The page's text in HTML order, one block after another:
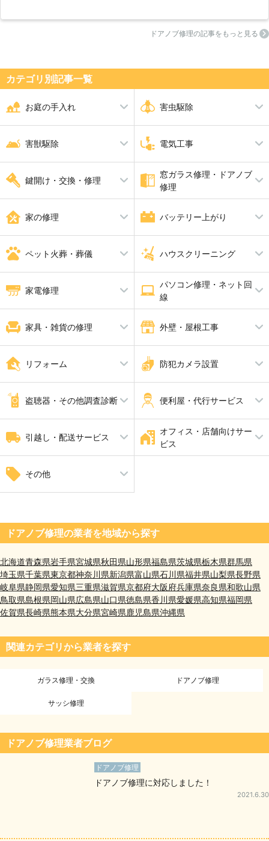
ドアノブ修理の記事をもっと見る
カテゴリ別記事⼀覧
お庭の手入れ
剪定
伐採
シャッター修理
アスファルト工事
ブロック工事・コンクリート工
害虫駆除
シロアリ駆除
ダニ・ノミ・トコジラミ駆除
ゴキブリ駆除
害獣駆除
アライグマ・イタチ・ハクビシ
ハト駆除
電気工事
アンテナ工事
漏電修理
換気扇・レンジフード工事
照明工事
LAN配線工事
鍵開け・交換・修理
鍵開け・交換・修理
合い鍵製作
窓ガラス修理・ドアノブ
修理
ガラス修理・交換 ドアノブ修理
家の修理
水漏れ修理・トイレつまり工事
雨漏り修理
バッテリー上がり
バッテリー上がり
ペット火葬・葬儀
ペット火葬・葬儀
ハウスクリーニング
消臭・脱臭
ハウスクリーニング
バスルームクリーニング
家電修理
エアコン修理
パソコン修理・ネット回
線
パソコン修理
家具・雑貨の修理
家具修理 ピアノ調律 ピアノ修理
外壁・屋根工事
屋根工事
解体工事
リフォーム
内装工事
手すり設置
防犯カメラ設置
防犯カメラ設置
盗聴器・その他調査診断
盗聴器調査
便利屋・代行サービス
家具組立・移動
引越し・配送サービス
引越し
オフィス・店舗向けサー
ビス
自動ドア修理
その他
ドアノブ修理の業者を地域から探す
北海道青森県岩手県宮城県秋田県山形県福島県茨城県栃木県群馬県
埼玉県千葉県東京都神奈川県新潟県富山県石川県福井県山梨県長野県
岐阜県静岡県愛知県三重県滋賀県京都府大阪府兵庫県奈良県和歌山県
鳥取県島根県岡山県広島県山口県徳島県香川県愛媛県高知県福岡県
佐賀県長崎県熊本県大分県宮崎県鹿児島県沖縄県
関連カテゴリから業者を探す
ガラス修理・交換 ドアノブ修理
サッシ修理
ドアノブ修理業者ブログ
ドアノブ修理
ドアノブ修理に対応しました！
2021.6.30